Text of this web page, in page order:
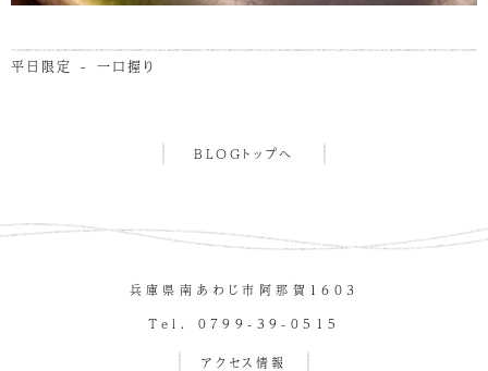
平日限定 - 一口握り
BLOGトップへ
兵庫県南あわじ市阿那賀１６０３
Tel. 0799-39-0515
アクセス情報